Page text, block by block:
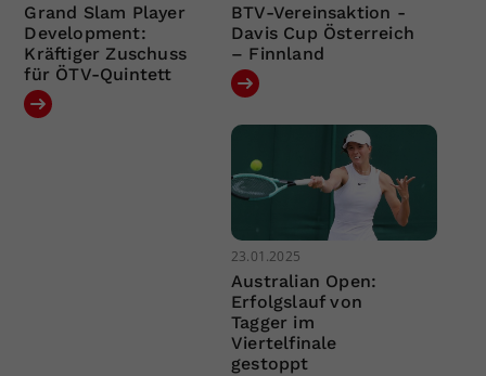
Grand Slam Player
Development:
Kräftiger Zuschuss
für ÖTV-Quintett
BTV-Vereinsaktion -
Davis Cup Österreich
– Finnland
23.01.2025
Australian Open:
Erfolgslauf von
Tagger im
Viertelfinale
gestoppt